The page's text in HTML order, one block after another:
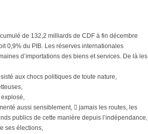
de 132,2 milliards de CDF à fin décembre
0,9% du PIB. Les réserves internationales
d’importations des biens et services. De là les
aux chocs politiques de toute nature,
explosé,
aussi sensiblement,  jamais les routes, les
publics de cette manière depuis l’indépendance,
ses élections,